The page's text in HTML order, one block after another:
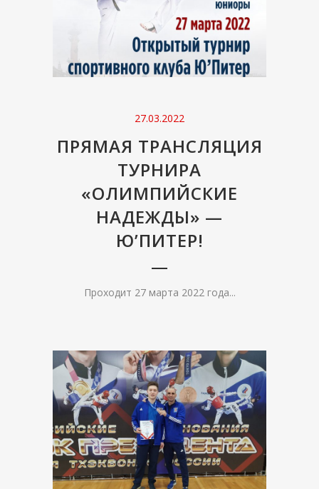
27.03.2022
ПРЯМАЯ ТРАНСЛЯЦИЯ
ТУРНИРА
«ОЛИМПИЙСКИЕ
НАДЕЖДЫ» —
Ю’ПИТЕР!
Проходит 27 марта 2022 года...